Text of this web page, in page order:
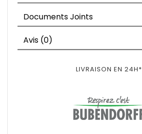
Documents Joints
Avis (0)
LIVRAISON EN 24H*